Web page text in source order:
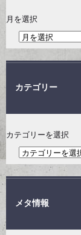
月を選択
カテゴリー
カテゴリーを選択
メタ情報